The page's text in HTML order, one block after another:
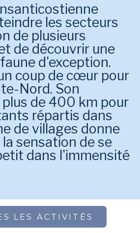
les secteurs
de plusieurs
de découvrir une
d'exception.
coup de cœur pour
Nord. Son
de 400 km pour
répartis dans
de villages donne
sensation de se
dans l'immensité
LES ACTIVITÉS